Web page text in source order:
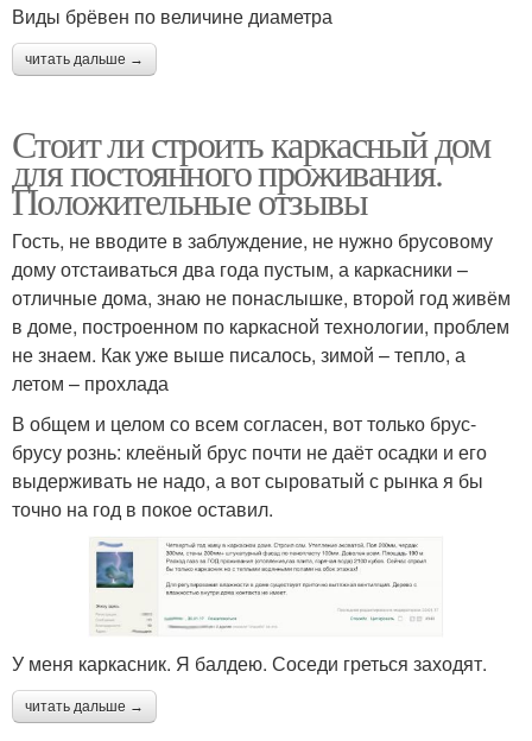
Виды брёвен по величине диаметра
читать дальше →
Стоит ли строить каркасный дом
для постоянного проживания.
Положительные отзывы
Гость, не вводите в заблуждение, не нужно брусовому
дому отстаиваться два года пустым, а каркасники –
отличные дома, знаю не понаслышке, второй год живём
в доме, построенном по каркасной технологии, проблем
не знаем. Как уже выше писалось, зимой – тепло, а
летом – прохлада
В общем и целом со всем согласен, вот только брус-
брусу рознь: клеёный брус почти не даёт осадки и его
выдерживать не надо, а вот сыроватый с рынка я бы
точно на год в покое оставил.
У меня каркасник. Я балдею. Соседи греться заходят.
читать дальше →